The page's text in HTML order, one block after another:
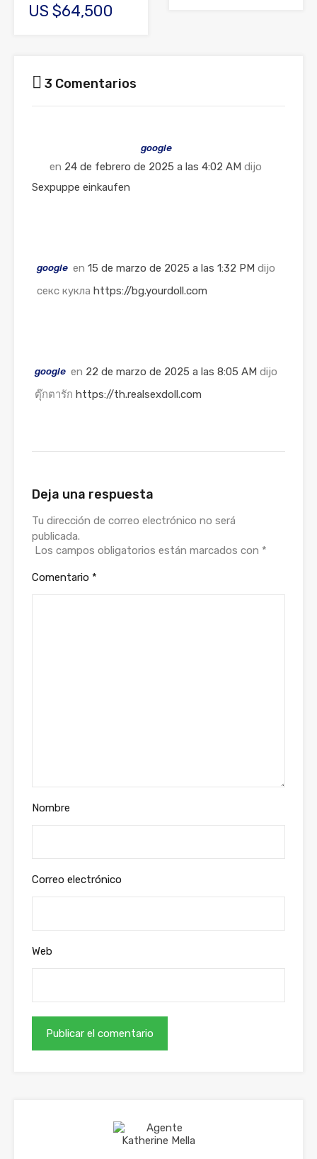
US $64,500
3 Comentarios
google
en 24 de febrero de 2025 a las 4:02 AM dijo
Sexpuppe einkaufen
google en 15 de marzo de 2025 a las 1:32 PM dijo
секс кукла https://bg.yourdoll.com
google en 22 de marzo de 2025 a las 8:05 AM dijo
ตุ๊กตารัก https://th.realsexdoll.com
Deja una respuesta
Tu dirección de correo electrónico no será
publicada.
Los campos obligatorios están marcados con *
Comentario *
Nombre
Correo electrónico
Web